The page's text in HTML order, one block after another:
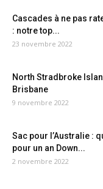
Cascades à ne pas
: notre top...
23 novembre 2022
North Stradbroke
Brisbane
9 novembre 2022
Sac pour l’Australie :
pour un an Down...
2 novembre 2022